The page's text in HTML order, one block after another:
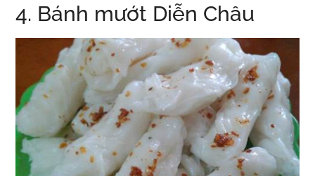
4. Bánh mướt Diễn Châu